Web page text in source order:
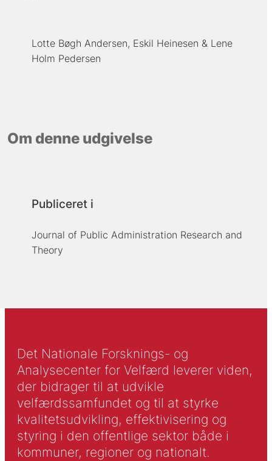
Lotte Bøgh Andersen Eskil Heinesen
Lene
Holm Pedersen
Om denne udgivelse
Publiceret i
Journal of Public Administration Research and
Theory
Det Nationale Forsknings- og
Analysecenter for Velfærd leverer viden,
der bidrager til at udvikle
velfærdssamfundet og til at styrke
kvalitetsudvikling, effektivisering og
styring i den offentlige sektor både i
kommuner, regioner og nationalt.